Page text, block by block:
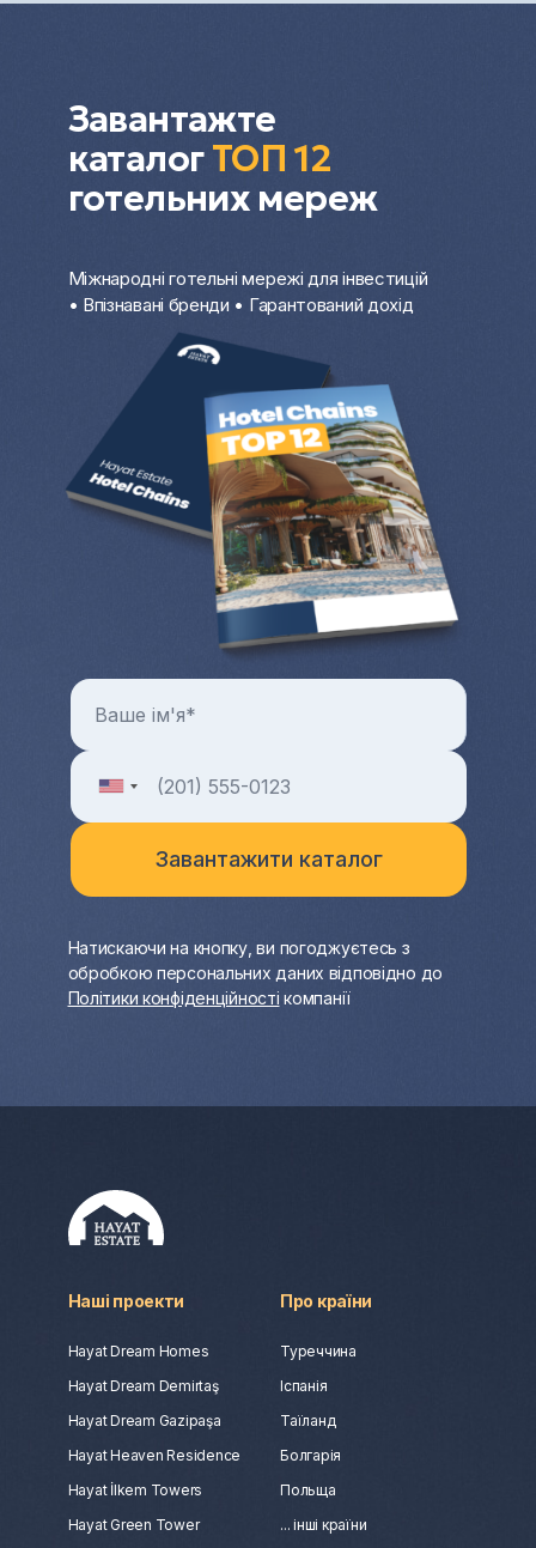
професійний супровід на кожному етапі.
Завантажте
каталогТОП 12
готельних мереж
Міжнародні готельні мережі для інвестицій
• Впізнавані бренди • Гарантований дохід
Натискаючи на кнопку, ви погоджуєтесь з
обробкою персональних даних відповідно до
Політики конфіденційності компанії
Наші проекти
Hayat Dream Homes
Hayat Dream Demirtaş
Hayat Dream Gazipaşa
Hayat Heaven Residence
Hayat İlkem Towers
Hayat Green Tower
Про країни
Туреччина
Іспанія
Таїланд
Болгарія
Польща
... інші країни